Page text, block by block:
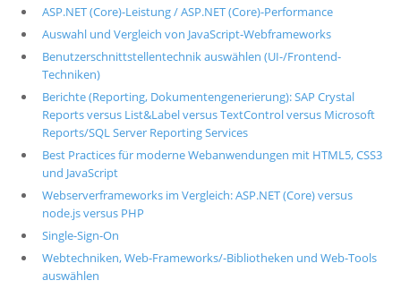
ASP.NET (Core)-Leistung / ASP.NET (Core)-Performance
Auswahl und Vergleich von JavaScript-Webframeworks
Benutzerschnittstellentechnik auswählen (UI-/Frontend-
Techniken)
Berichte (Reporting, Dokumentengenerierung): SAP Crystal
Reports versus List&Label versus TextControl versus Microsoft
Reports/SQL Server Reporting Services
Best Practices für moderne Webanwendungen mit HTML5, CSS3
und JavaScript
Webserverframeworks im Vergleich: ASP.NET (Core) versus
node.js versus PHP
Single-Sign-On
Webtechniken, Web-Frameworks/-Bibliotheken und Web-Tools
auswählen